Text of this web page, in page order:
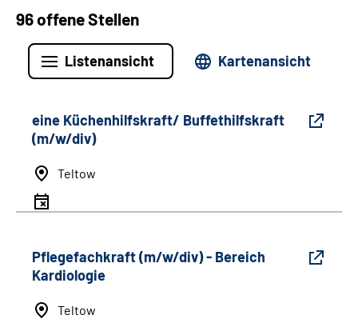
96 offene Stellen
Listenansicht Kartenansicht
eine Küchenhilfskraft/ Buffethilfskraft
(m/w/div)
Teltow
Pflegefachkraft (m/w/div) - Bereich
Kardiologie
Teltow